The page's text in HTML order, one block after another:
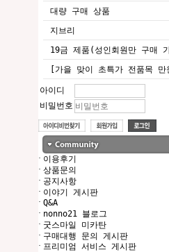
대량 구매 상품
지브리
19금 제품(성인회원만 구매
[가을 맞이 초특가 전품목 만
아이디
비밀번호
· 이용후기
· 상품문의
· 공지사항
· 이야기 게시판
· Q&A
· nonno21 블로그
· 굿스마일 미카탄
· 구매대행 문의 게시판
· 프리미엄 서비스 게시판